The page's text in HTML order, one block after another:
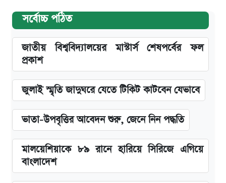
সর্বোচ্চ পঠিত
জাতীয় বিশ্ববিদ্যালয়ের মাস্টার্স শেষপর্বের ফল
প্রকাশ
জুলাই স্মৃতি জাদুঘরে যেতে টিকিট কাটবেন যেভাবে
ভাতা-উপবৃত্তির আবেদন শুরু, জেনে নিন পদ্ধতি
মালয়েশিয়াকে ৮৯ রানে হারিয়ে সিরিজে এগিয়ে
বাংলাদেশ